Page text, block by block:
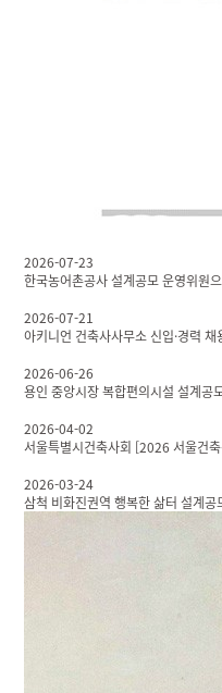
2026-07-23
한국농어촌공사 설계공모 운영위원
2026-07-21
아키니언 건축사사무소 신입·경력
2026-06-26
용인 중앙시장 복합편의시설 설계공
2026-04-02
서울특별시건축사회 [2026 서울건
2026-03-24
삼척 비화진권역 행복한 삶터 설계